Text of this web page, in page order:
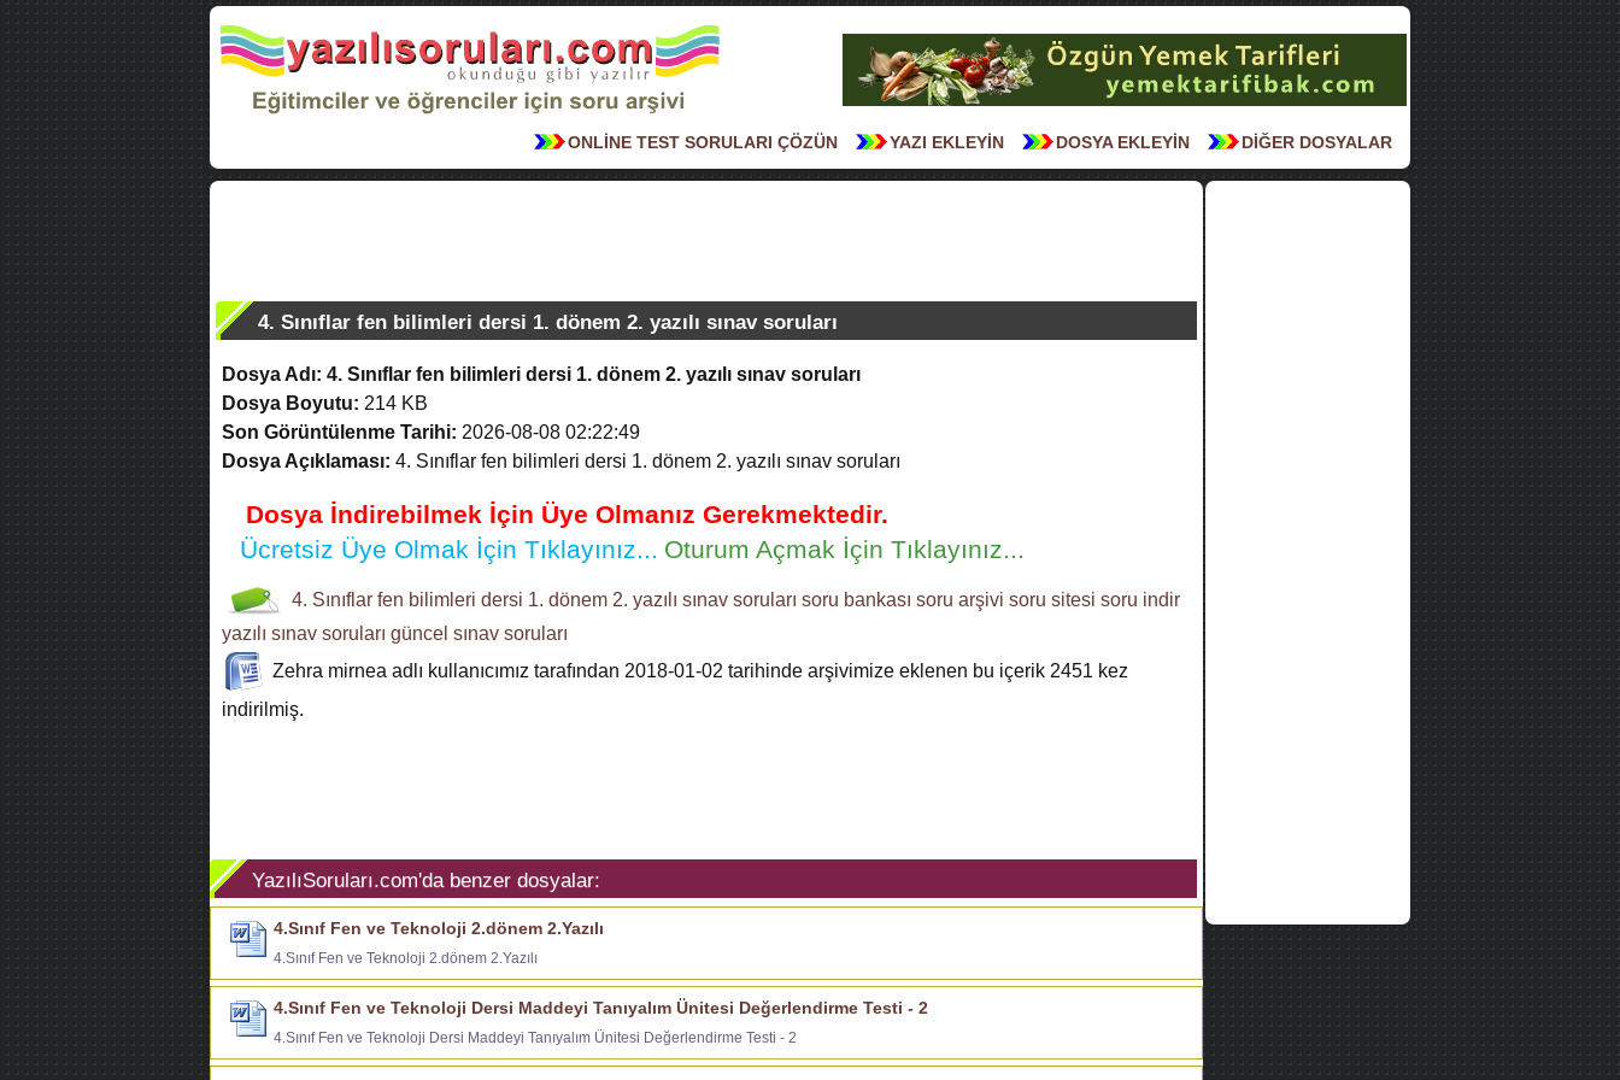
DİĞER DOSYALAR
DOSYA EKLEYİN
YAZI EKLEYİN
ONLİNE TEST SORULARI ÇÖZÜN
4. Sınıflar fen bilimleri dersi 1. dönem 2. yazılı sınav soruları
Dosya Adı: 4. Sınıflar fen bilimleri dersi 1. dönem 2. yazılı sınav soruları
Dosya Boyutu: 214 KB
Son Görüntülenme Tarihi: 2026-08-08 02:22:49
Dosya Açıklaması: 4. Sınıflar fen bilimleri dersi 1. dönem 2. yazılı sınav soruları
Dosya İndirebilmek İçin Üye Olmanız Gerekmektedir.
Ücretsiz Üye Olmak İçin Tıklayınız... Oturum Açmak İçin Tıklayınız...
4. Sınıflar fen bilimleri dersi 1. dönem 2. yazılı sınav soruları soru bankası soru arşivi soru sitesi soru indir
yazılı sınav soruları güncel sınav soruları
Zehra mirnea adlı kullanıcımız tarafından 2018-01-02 tarihinde arşivimize eklenen bu içerik 2451 kez
indirilmiş.
YazılıSoruları.com'da benzer dosyalar:
4.Sınıf Fen ve Teknoloji 2.dönem 2.Yazılı
4.Sınıf Fen ve Teknoloji 2.dönem 2.Yazılı
4.Sınıf Fen ve Teknoloji Dersi Maddeyi Tanıyalım Ünitesi Değerlendirme Testi - 2
4.Sınıf Fen ve Teknoloji Dersi Maddeyi Tanıyalım Ünitesi Değerlendirme Testi - 2